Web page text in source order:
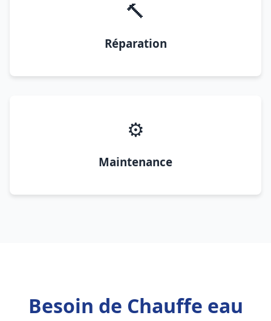
🔨
Réparation
⚙️
Maintenance
Besoin de Chauffe eau